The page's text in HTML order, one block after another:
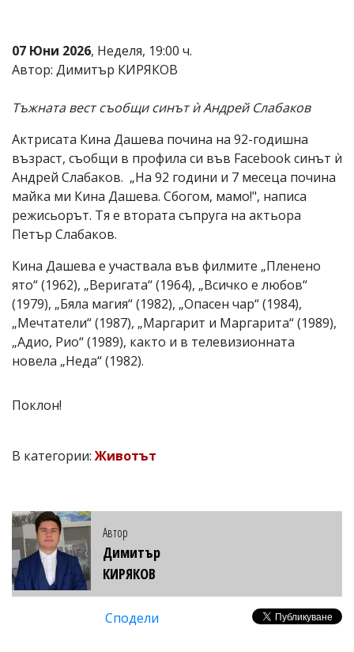
статиите
се
въвеждат
читателите
не
носи
отговорност
тях!
Ако
откриете
за
вас
коментар,
моля
сигнализирайте
ни!
07 Юни 2026, Неделя, 19:00 ч.
Автор: Димитър КИРЯКОВ
Тъжната вест съобщи синът ѝ Андрей Слабаков
Актрисата Кина Дашева почина на 92-годишна
възраст, съобщи в профила си във Facebook синът ѝ
Андрей Слабаков. „На 92 години и 7 месеца почина
майка ми Кина Дашева. Сбогом, мамо!", написа
режисьорът. Тя е втората съпруга на актьора
Петър Слабаков.
Кина Дашева е участвала във филмите „Пленено
ято“ (1962), „Веригата“ (1964), „Всичко е любов“
(1979), „Бяла магия“ (1982), „Опасен чар“ (1984),
„Мечтатели“ (1987), „Маргарит и Маргарита“ (1989),
„Адио, Рио“ (1989), както и в телевизионната
новела „Неда“ (1982).
Поклон!
В категории:Животът
Автор
Димитър
КИРЯКОВ
Сподели